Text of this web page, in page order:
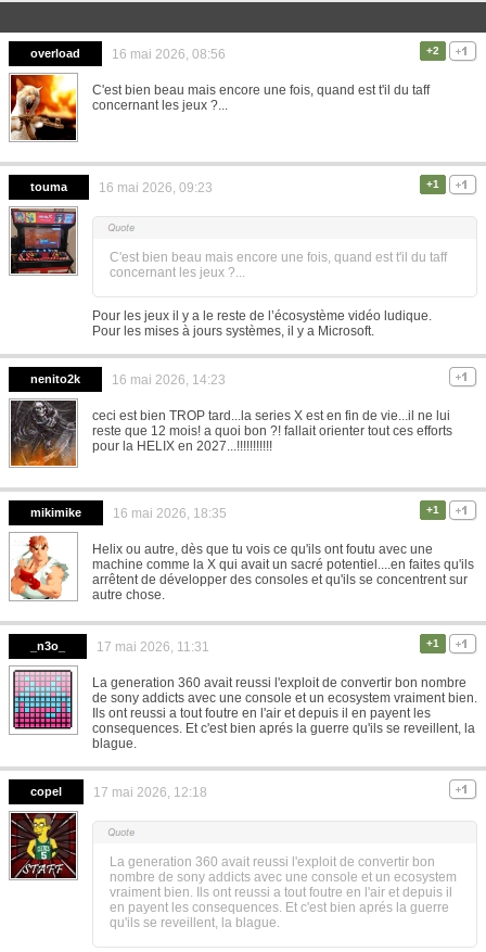
overload 16 mai 2026, 08:56 +2
C'est bien beau mais encore une fois, quand est t'il du taff
concernant les jeux ?...
touma 16 mai 2026, 09:23 +1
C'est bien beau mais encore une fois, quand est t'il du taff
concernant les jeux ?...
Pour les jeux il y a le reste de l’écosystème vidéo ludique.
Pour les mises à jours systèmes, il y a Microsoft.
nenito2k 16 mai 2026, 14:23
ceci est bien TROP tard...la series X est en fin de vie...il ne lui
reste que 12 mois! a quoi bon ?! fallait orienter tout ces efforts
pour la HELIX en 2027...!!!!!!!!!!!
mikimike 16 mai 2026, 18:35 +1
Helix ou autre, dès que tu vois ce qu'ils ont foutu avec une
machine comme la X qui avait un sacré potentiel....en faites qu'ils
arrêtent de développer des consoles et qu'ils se concentrent sur
autre chose.
_n3o_ 17 mai 2026, 11:31 +1
La generation 360 avait reussi l'exploit de convertir bon nombre
de sony addicts avec une console et un ecosystem vraiment bien.
Ils ont reussi a tout foutre en l'air et depuis il en payent les
consequences. Et c'est bien aprés la guerre qu'ils se reveillent, la
blague.
copel 17 mai 2026, 12:18
La generation 360 avait reussi l'exploit de convertir bon
nombre de sony addicts avec une console et un ecosystem
vraiment bien. Ils ont reussi a tout foutre en l'air et depuis il
en payent les consequences. Et c'est bien aprés la guerre
qu'ils se reveillent, la blague.